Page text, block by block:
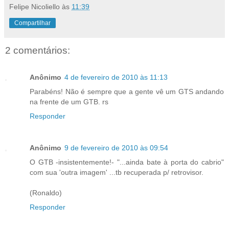
Felipe Nicoliello às 11:39
Compartilhar
2 comentários:
Anônimo 4 de fevereiro de 2010 às 11:13
Parabéns! Não é sempre que a gente vê um GTS andando
na frente de um GTB. rs
Responder
Anônimo 9 de fevereiro de 2010 às 09:54
O GTB -insistentemente!- "...ainda bate à porta do cabrio"
com sua 'outra imagem' ...tb recuperada p/ retrovisor.
(Ronaldo)
Responder